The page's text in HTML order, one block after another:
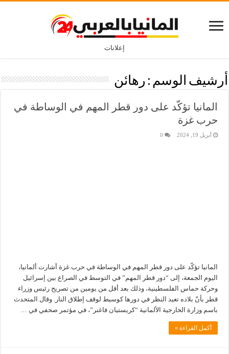
إعلانات
أرشيف الوسم : رهائن
المانيا تؤكّد على دور قطر المهم في الوساطة في
حرب غزة
أبريل 19, 2024 0
المانيا تؤكّد على دور قطر المهم في الوساطة في حرب غزة أشارت ألمانيا،
اليوم الجمعة، إلى “دور قطر المهم” في التوسط في الصراع بين إسرائيل
وحركة حماس الفلسطينية، وذلك بعد أقل من يومين من تصريح رئيس وزراء
قطر بأنّ بلاده تعيد النظر في دورها كوسيط لوقف إطلاق النار. وقال المتحدث
باسم وزارة الخارجية الألمانية “كريستيان فاغنر”، في مؤتمر صحفي في …
أكمل القراءة »